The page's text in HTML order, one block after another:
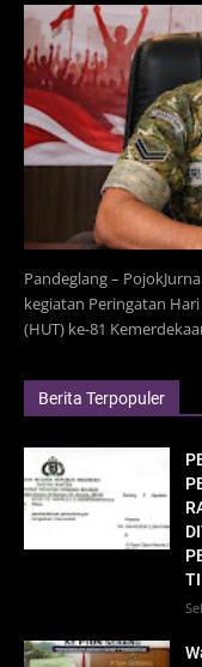
Pandeglang –
kegiatan Peringatan
(HUT) ke-81
Berita Terpopuler